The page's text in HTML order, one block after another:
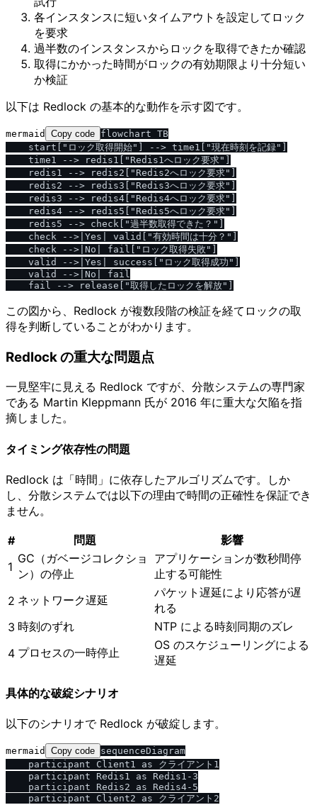
各インスタンスに短いタイムアウトを設定してロック
を要求
過半数のインスタンスからロックを取得できたか確認
取得にかかった時間がロックの有効期限より十分短い
か検証
以下は Redlock の基本的な動作を示す図です。
mermaid Copy code flowchart TB
    start["ロック取得開始"] --> time1["現在時刻を記録"]
    time1 --> redis1["Redis1へロック要求"]
    redis1 --> redis2["Redis2へロック要求"]
    redis2 --> redis3["Redis3へロック要求"]
    redis3 --> redis4["Redis4へロック要求"]
    redis4 --> redis5["Redis5へロック要求"]
    redis5 --> check["過半数取得できた？"]
    check -->|Yes| valid["有効時間は十分？"]
    check -->|No| fail["ロック取得失敗"]
    valid -->|Yes| success["ロック取得成功"]
    valid -->|No| fail
この図から、Redlock が複数段階の検証を経てロックの取
得を判断していることがわかります。
Redlock の重大な問題点
一見堅牢に見える Redlock ですが、分散システムの専門家
である Martin Kleppmann 氏が 2016 年に重大な欠陥を指
摘しました。
タイミング依存性の問題
Redlock は「時間」に依存したアルゴリズムです。しか
し、分散システムでは以下の理由で時間の正確性を保証でき
ません。
# 問題
影響
1
GC（ガベージコレクショ
ン）の停止
アプリケーションが数秒間停
止する可能性
2 ネットワーク遅延
パケット遅延により応答が遅
れる
3 時刻のずれ
NTP による時刻同期のズレ
4 プロセスの一時停止
OS のスケジューリングによる
遅延
具体的な破綻シナリオ
以下のシナリオで Redlock が破綻します。
mermaid Copy code sequenceDiagram
    participant Client1 as クライアント1
    participant Redis1 as Redis1-3
    participant Redis2 as Redis4-5
    participant Client2 as クライアント2